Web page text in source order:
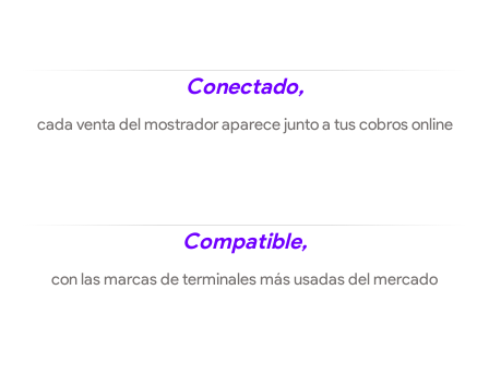
Conectado,
cada venta del mostrador aparece junto a tus cobros online
Compatible,
con las marcas de terminales más usadas del mercado